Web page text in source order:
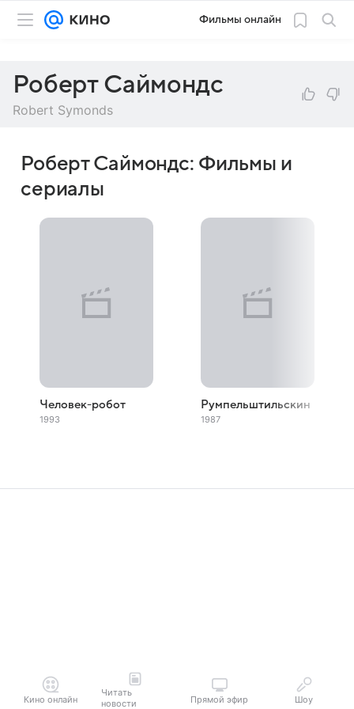
Фильмы онлайн
Роберт Саймондс
Robert Symonds
Роберт Саймондс: Фильмы и
сериалы
Человек-робот
1993
Румпельштильскин
1987
Кино онлайн
Читать
новости
Прямой эфир Шоу